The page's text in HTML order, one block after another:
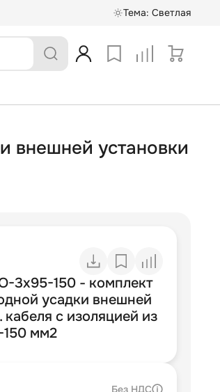
Тема: Светлая
внешней установки
150 - комплект
усадки внешней
с изоляцией из
мм2
Без НДС